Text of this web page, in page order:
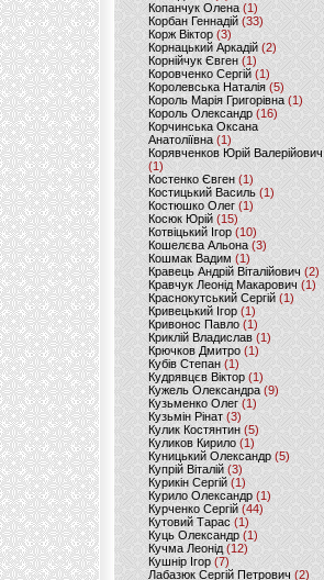
Копанчук Олена (1)
Корбан Геннадій (33)
Корж Віктор (3)
Корнацький Аркадій (2)
Корнійчук Євген (1)
Коровченко Сергій (1)
Королевська Наталія(5)
Король Марія Григорівна (1)
Король Олександр (16)
Корчинська Оксана
Анатоліївна (1)
Корявченков Юрій Валерійович
(1)
Костенко Євген (1)
Костицький Василь (1)
Костюшко Олег (1)
Косюк Юрій (15)
Котвіцький Ігор (10)
Кошелєва Альона(3)
Кошмак Вадим (1)
Кравець Андрій Віталійович (2)
Кравчук Леонід Макарович (1)
Краснокутський Сергій (1)
Кривецький Ігор (1)
Кривонос Павло (1)
Криклій Владислав (1)
Крючков Дмитро(1)
Кубів Степан(1)
Кудрявцєв Віктор (1)
Кужель Олександра (9)
Кузьменко Олег (1)
Кузьмін Рінат(3)
Кулик Костянтин(5)
Куликов Кирило (1)
Куницький Олександр (5)
Купрій Віталій (3)
Курикін Сергій(1)
Курило Олександр (1)
Курченко Сергій (44)
Кутовий Тарас (1)
Куць Олександр (1)
Кучма Леонід (12)
Кушнір Ігор(7)
Лабазюк Сергій Петрович (2)